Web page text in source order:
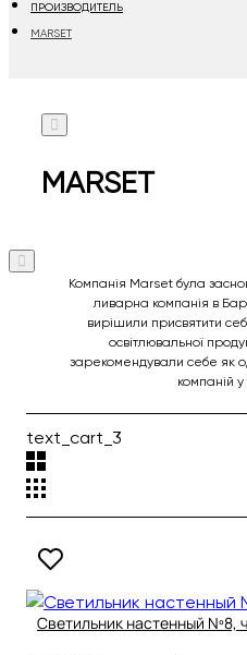
ПРОИЗВОДИТЕЛЬ
MARSET
MARSET
Компанія Marset була
ливарна компанія в
вирішили присвятити
освітлювальної
зарекомендували себе як
компаній у
text_cart_3
Светильник настенный Nº8,